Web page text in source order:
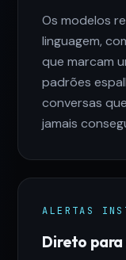
Os modelos
linguagem,
que marcam
padrões
conversas
jamais
ALERTAS
Direto para